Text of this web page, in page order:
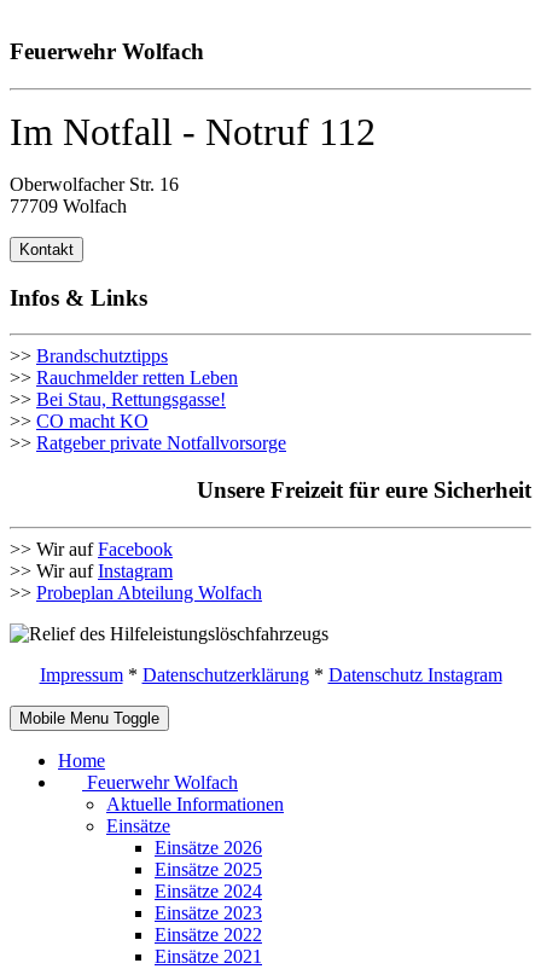
Feuerwehr Wolfach
Im Notfall - Notruf 112
Oberwolfacher Str. 16
77709 Wolfach
Kontakt
Infos & Links
>> Brandschutztipps
>> Rauchmelder retten Leben
>> Bei Stau, Rettungsgasse!
>> CO macht KO
>> Ratgeber private Notfallvorsorge
Unsere Freizeit für eure Sicherheit
>> Wir aufFacebook
>> Wir aufInstagram
>> Probeplan Abteilung Wolfach
Impressum* Datenschutzerklärung* Datenschutz Instagram
Mobile Menu Toggle
Home
Feuerwehr Wolfach
Aktuelle Informationen
Einsätze
Einsätze 2026
Einsätze 2025
Einsätze 2024
Einsätze 2023
Einsätze 2022
Einsätze 2021